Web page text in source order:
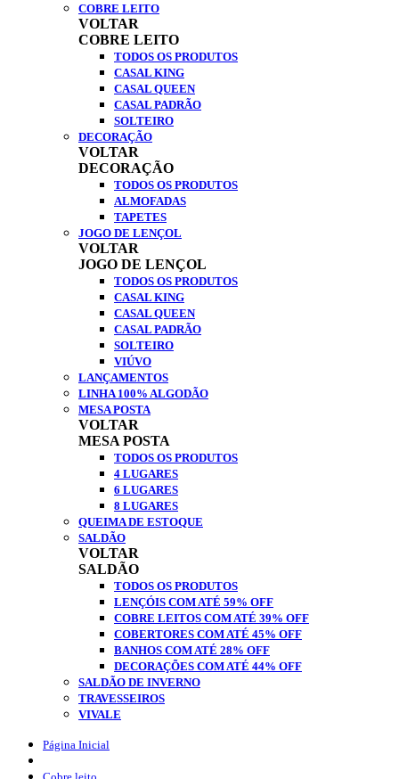
COBRE LEITO
VOLTAR
COBRE LEITO
TODOS OS PRODUTOS
CASAL KING
CASAL QUEEN
CASAL PADRÃO
SOLTEIRO
DECORAÇÃO
VOLTAR
DECORAÇÃO
TODOS OS PRODUTOS
ALMOFADAS
TAPETES
JOGO DE LENÇOL
VOLTAR
JOGO DE LENÇOL
TODOS OS PRODUTOS
CASAL KING
CASAL QUEEN
CASAL PADRÃO
SOLTEIRO
VIÚVO
LANÇAMENTOS
LINHA 100% ALGODÃO
MESA POSTA
VOLTAR
MESA POSTA
TODOS OS PRODUTOS
4 LUGARES
6 LUGARES
8 LUGARES
QUEIMA DE ESTOQUE
SALDÃO
VOLTAR
SALDÃO
TODOS OS PRODUTOS
LENÇÓIS COM ATÉ 59% OFF
COBRE LEITOS COM ATÉ 39% OFF
COBERTORES COM ATÉ 45% OFF
BANHOS COM ATÉ 28% OFF
DECORAÇÕES COM ATÉ 44% OFF
SALDÃO DE INVERNO
TRAVESSEIROS
VIVALE
Página Inicial